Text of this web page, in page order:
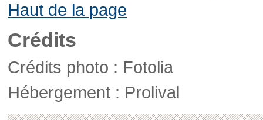
Haut de la page
Crédits
Crédits photo : Fotolia
Hébergement : Prolival